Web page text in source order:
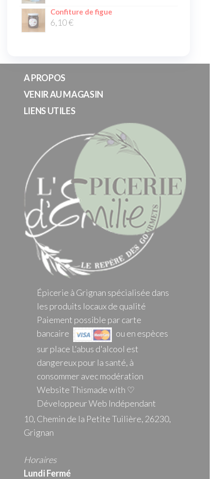
Confiture de figue
6,10€
A PROPOS
VENIR AU MAGASIN
LIENS UTILES
Épicerie à Grignan spécialisée dans
les produits locaux de qualité
Paiement possible par carte
bancaire
ou en espèces
sur place L'abus d'alcool est
dangereux pour la santé, à
consommer avec modération
Website Thismade with ♡
Développeur Web Indépendant
10, Chemin de la Petite Tuilière, 26230,
Grignan
Horaires
Lundi Fermé